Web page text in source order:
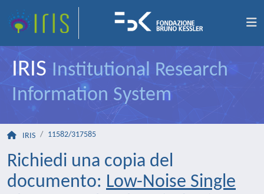
IRIS Institutional Research
Information System
IRIS 11582/317585
Richiedi una copia del
documento: Low-Noise Single